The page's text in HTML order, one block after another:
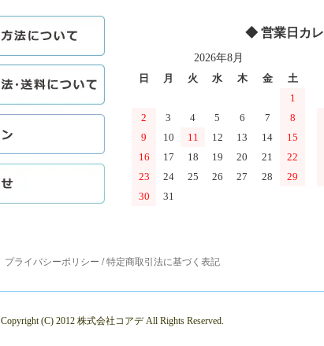
◆ 営業日カ
2026年8月
日
月 火 水 木 金
土
1
2
3 4 5 6 7
8
9
10 11 12 13 14
15
16
17 18 19 20 21
22
23
24 25 26 27 28
29
30
31
プライバシーポリシー /特定商取引法に基づく表記
Copyright (C) 2012 株式会社コアデ All Rights Reserved.